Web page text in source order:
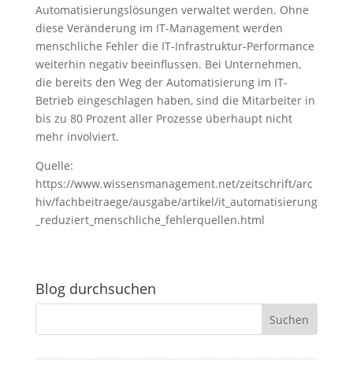
Automatisierungslösungen verwaltet werden. Ohne
diese Veränderung im IT-Management werden
menschliche Fehler die IT-Infrastruktur-Performance
weiterhin negativ beeinflussen. Bei Unternehmen,
die bereits den Weg der Automatisierung im IT-
Betrieb eingeschlagen haben, sind die Mitarbeiter in
bis zu 80 Prozent aller Prozesse überhaupt nicht
mehr involviert.
Quelle:
https://www.wissensmanagement.net/zeitschrift/arc
hiv/fachbeitraege/ausgabe/artikel/it_automatisierung
_reduziert_menschliche_fehlerquellen.html
Blog durchsuchen